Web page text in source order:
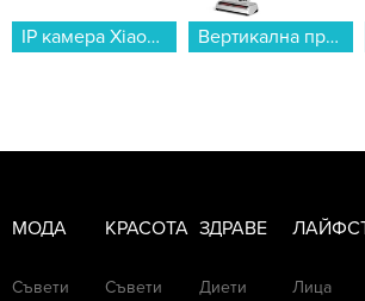
Вертикална прахосмукачка MIELE Duoflex HX1 BWSGNB Nordic Blue... Таблет TCL NXTPAPER 11 PLUS 256/8 GREY , 256 GB, 8 GB...
МОДА
Съвети
КРАСОТА
Съвети
ЗДРАВЕ
Диети
Лица